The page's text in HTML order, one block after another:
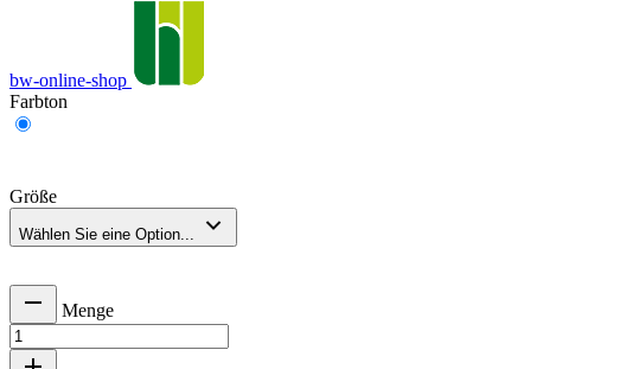
bw-online-shop
Farbton
Größe
Wählen Sie eine Option...
Menge